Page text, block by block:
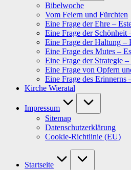
Bibelwoche
Vom Feiern und Fürchten
Eine Frage der Ehre –
Eine Frage der Schönheit
Eine Frage der Haltung –
Eine Frage des Mutes –
Eine Frage der Strategie
Eine Frage von Opfern
Eine Frage des Erinnerns
Kirche Wieratal
Impressum
Sitemap
Datenschutzerklärung
Cookie-Richtlinie (EU)
Startseite